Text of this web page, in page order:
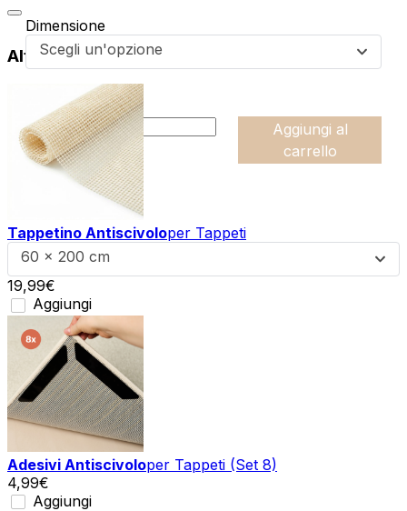
Dimensione
Scegli un'opzione
54,99€
:product_name quantity
-
+
Aggiungi al
carrello
Altri prodotti di questa collezione
Tappetino Antiscivoloper Tappeti
60 x 200 cm
19,99€
Aggiungi
Adesivi Antiscivoloper Tappeti (Set 8)
4,99€
Aggiungi